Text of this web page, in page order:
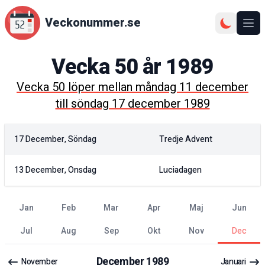
Veckonummer.se
Vecka50år 1989
Vecka50löper mellanmåndag 11 december
tillsöndag 17 december 1989
17 December, Söndag Tredje Advent
13 December, Onsdag Luciadagen
jan feb mar apr maj
jun
jul
aug sep okt nov dec
November Januari